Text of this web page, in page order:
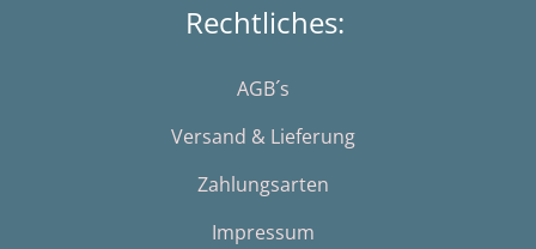
Rechtliches:
AGB´s
Versand & Lieferung
Zahlungsarten
Impressum